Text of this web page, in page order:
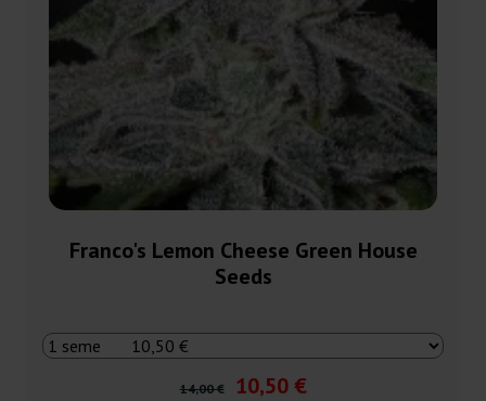
Franco's Lemon Cheese Green House
Seeds
14,00 € 10,50 €